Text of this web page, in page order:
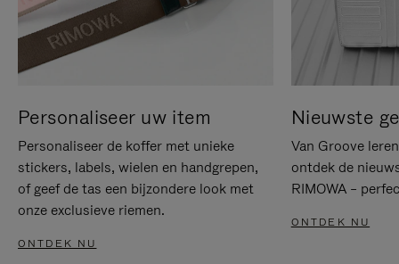
Personaliseer uw item
Personaliseer de koffer met unieke
stickers, labels, wielen en handgrepen,
of geef de tas een bijzondere look met
onze exclusieve riemen.
ONTDEK NU
Nieuwste
Van Groove
ontdek de
RIMOWA –
ONTDEK NU